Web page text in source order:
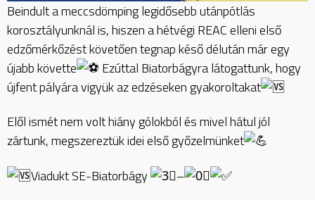
Beindult a meccsdömping legidősebb utánpótlás
korosztályunknál is, hiszen a hétvégi REAC elleni első
edzőmérkőzést követően tegnap késő délután már egy
újabb követte
Ezúttal Biatorbágyra látogattunk, hogy
újfent pályára vigyük az edzéseken gyakoroltakat
Elől ismét nem volt hiány gólokból és mivel hátul jól
zártunk, megszereztük idei első győzelmünket
Viadukt SE-Biatorbágy
–